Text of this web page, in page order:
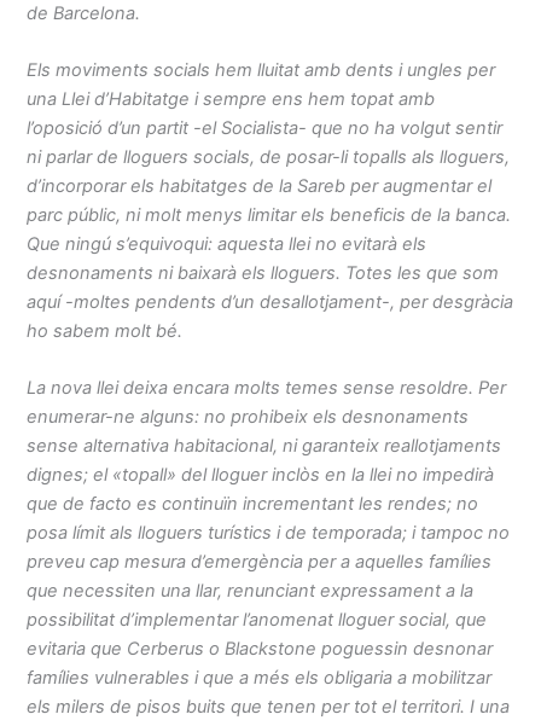
de Barcelona.
Els moviments socials hem lluitat amb dents i ungles per
una Llei d’Habitatge i sempre ens hem topat amb
l’oposició d’un partit -el Socialista- que no ha volgut sentir
ni parlar de lloguers socials, de posar-li topalls als lloguers,
d’incorporar els habitatges de la Sareb per augmentar el
parc públic, ni molt menys limitar els beneficis de la banca.
Que ningú s’equivoqui: aquesta llei no evitarà els
desnonaments ni baixarà els lloguers. Totes les que som
aquí -moltes pendents d’un desallotjament-, per desgràcia
ho sabem molt bé.
La nova llei deixa encara molts temes sense resoldre. Per
enumerar-ne alguns: no prohibeix els desnonaments
sense alternativa habitacional, ni garanteix reallotjaments
dignes; el «topall» del lloguer inclòs en la llei no impedirà
que de facto es continuïn incrementant les rendes; no
posa límit als lloguers turístics i de temporada; i tampoc no
preveu cap mesura d’emergència per a aquelles famílies
que necessiten una llar, renunciant expressament a la
possibilitat d’implementar l’anomenat lloguer social, que
evitaria que Cerberus o Blackstone poguessin desnonar
famílies vulnerables i que a més els obligaria a mobilitzar
els milers de pisos buits que tenen per tot el territori. I una